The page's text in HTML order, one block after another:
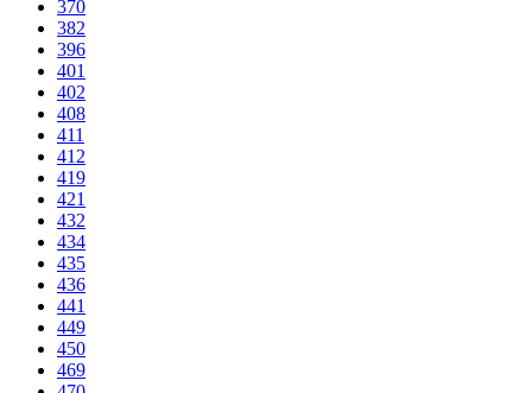
370
382
396
401
402
408
411
412
419
421
432
434
435
436
441
449
450
469